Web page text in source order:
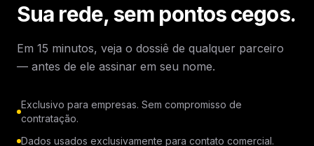
Sua rede, sem pontos cegos.
Em 15 minutos, veja o dossiê de qualquer parceiro
— antes de ele assinar em seu nome.
Exclusivo para empresas. Sem compromisso de
contratação.
Dados usados exclusivamente para contato comercial.